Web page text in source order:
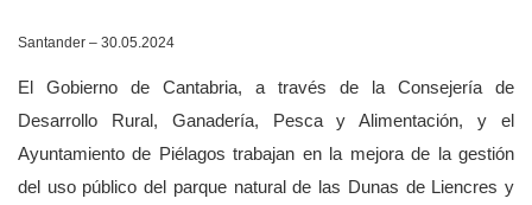
Santander – 30.05.2024
El Gobierno de Cantabria, a través de la Consejería de
Desarrollo Rural, Ganadería, Pesca y Alimentación, y el
Ayuntamiento de Piélagos trabajan en la mejora de la gestión
del uso público del parque natural de las Dunas de Liencres y